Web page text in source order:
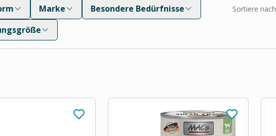
Marke
Besondere Bedürfnisse
Sortiere nach